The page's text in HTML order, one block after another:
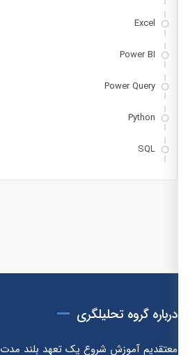
Excel
Power BI
Power Query
Python
SQL
درباره گروه تحلیلگری
معتقدیم آموزش شروع یک تعهد بلند مدت